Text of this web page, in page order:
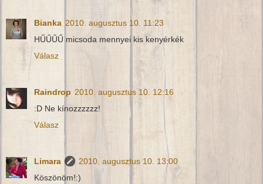
Bianka 2010. augusztus 10. 11:23
HŰŰŰŰ micsoda mennyei kis kenyérkék
Válasz
Raindrop 2010. augusztus 10. 12:16
:D Ne kínozzzzzz!
Válasz
Limara
2010. augusztus 10. 13:00
Köszönöm!:)